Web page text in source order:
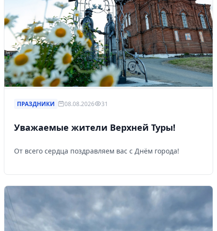
ПРАЗДНИКИ 08.08.2026 31
Уважаемые жители Верхней Туры!
От всего сердца поздравляем вас с Днём города!